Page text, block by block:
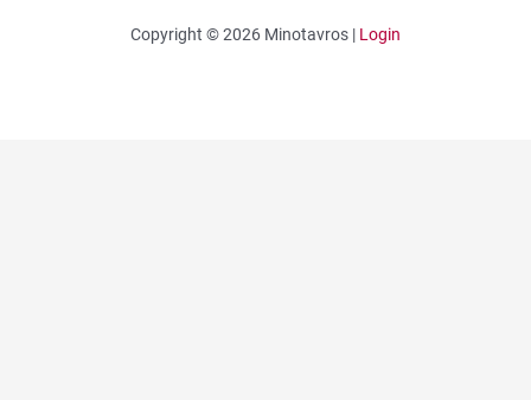
Copyright © 2026 Minotavros | Login